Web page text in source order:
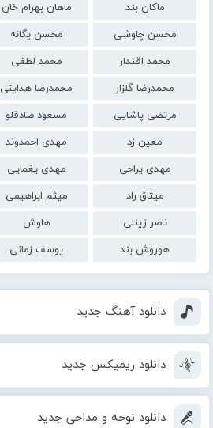
ماکان بند
ماهان بهرام خان
محسن چاوشی
محسن یگانه
محمد اقتدار
محمد لطفی
محمدرضا گلزار
محمدرضا هدایتی
مرتضی پاشایی
مسعود صادقلو
معین زد
مهدی احمدوند
مهدی یراحی
مهدی یغمایی
میثاق راد
میثم ابراهیمی
ناصر زینلی
هاوش
هوروش بند
یوسف زمانی
دانلود آهنگ جدید
دانلود ریمیکس جدید
دانلود نوحه و مداحی جدید